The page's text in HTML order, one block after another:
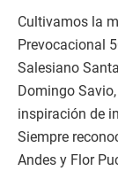
Cultivamos la
Prevocacional
Salesiano
Domingo
inspiración de
Siempre
Andes y Flor